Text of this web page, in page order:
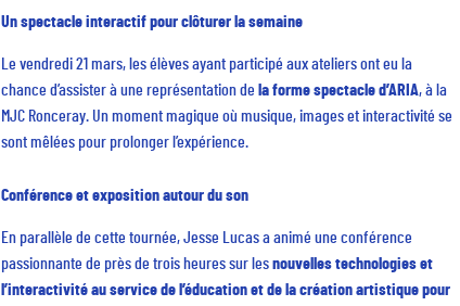
Un spectacle interactif pour clôturer la semaine
Le vendredi 21 mars, les élèves ayant participé aux ateliers ont eu la
chance d’assister à une représentation de la forme spectacle d’ARIA, à la
MJC Ronceray. Un moment magique où musique, images et interactivité se
sont mêlées pour prolonger l’expérience.
Conférence et exposition autour du son
En parallèle de cette tournée, Jesse Lucas a animé une conférence
passionnante de près de trois heures sur lesnouvelles technologies et
l’interactivité au service de l’éducation et de la création artistique pour